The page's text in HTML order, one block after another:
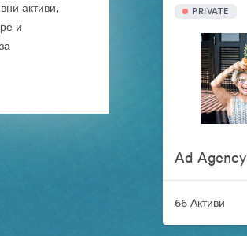
активи,
и
PRIVATE
Ad Agency
66 Активи